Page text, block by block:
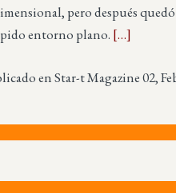
pero después
entorno plano. […]
en Star-t Magazine 02,